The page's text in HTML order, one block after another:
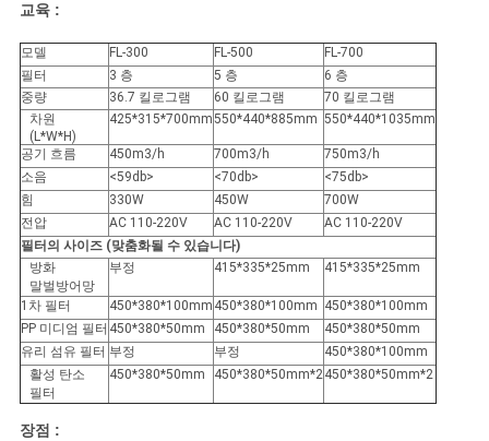
맵
PRIVACY
POLICY
교육 :
모델 FL-300 FL-500
FL-700
필터
3 층 5 층
6 층
중량
36.7 킬로그램 60 킬로그램
70 킬로그램
차원
(L*W*H)
425*315*700mm550*440*885mm 550*440*1035mm
공기 흐름 450m3/h 700m3/h
750m3/h
소음
<59db> <70db>
<75db>
힘
330W 450W
700W
전압
AC 110-220V AC 110-220V
AC 110-220V
필터의 사이즈 (맞춤화될 수 있습니다)
방화
말벌방어망
부정 415*335*25mm 415*335*25mm
1차 필터 450*380*100mm 450*380*100mm 450*380*100mm
PP 미디엄 필터 450*380*50mm 450*380*50mm
450*380*50mm
유리 섬유 필터 부정 부정
450*380*100mm
활성 탄소
필터
450*380*50mm 450*380*50mm*2450*380*50mm*2
장점 :